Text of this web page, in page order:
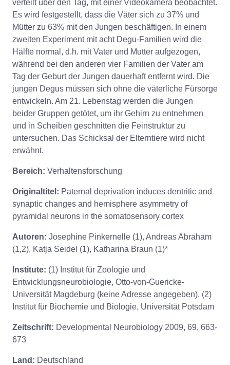
verteilt über den Tag, mit einer Videokamera beobachtet.
Es wird festgestellt, dass die Väter sich zu 37% und
Mütter zu 63% mit den Jungen beschäftigen. In einem
zweiten Experiment mit acht Degu-Familien wird die
Hälfte normal, d.h. mit Vater und Mutter aufgezogen,
während bei den anderen vier Familien der Vater am
Tag der Geburt der Jungen dauerhaft entfernt wird. Die
jungen Degus müssen sich ohne die väterliche Fürsorge
entwickeln. Am 21. Lebenstag werden die Jungen
beider Gruppen getötet, um ihr Gehirn zu entnehmen
und in Scheiben geschnitten die Feinstruktur zu
untersuchen. Das Schicksal der Elterntiere wird nicht
erwähnt.
Bereich: Verhaltensforschung
Originaltitel: Paternal deprivation induces dentritic and
synaptic changes and hemisphere asymmetry of
pyramidal neurons in the somatosensory cortex
Autoren: Josephine Pinkernelle (1), Andreas Abraham
(1,2), Katja Seidel (1), Katharina Braun (1)*
Institute: (1) Institut für Zoologie und
Entwicklungsneurobiologie, Otto-von-Guericke-
Universität Magdeburg (keine Adresse angegeben), (2)
Institut für Biochemie und Biologie, Universität Potsdam
Zeitschrift: Developmental Neurobiology 2009, 69, 663-
673
Land: Deutschland